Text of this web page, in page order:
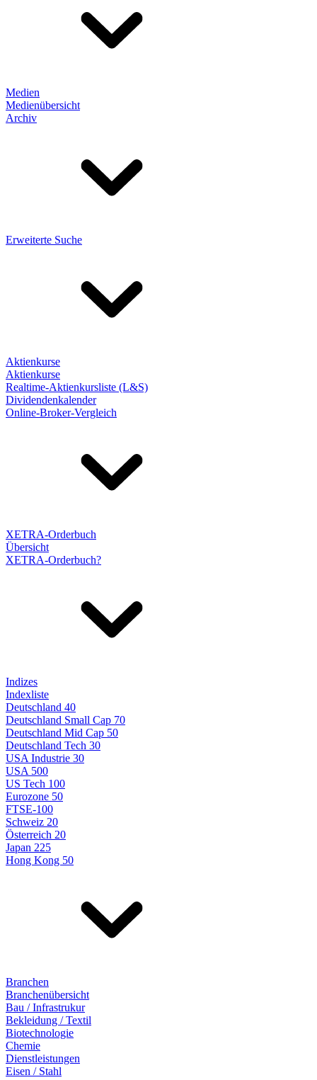
Medien
Medienübersicht
Archiv
Erweiterte Suche
Aktienkurse
Aktienkurse
Realtime-Aktienkursliste (L&S)
Dividendenkalender
Online-Broker-Vergleich
XETRA-Orderbuch
Übersicht
XETRA-Orderbuch?
Indizes
Indexliste
Deutschland 40
Deutschland Small Cap 70
Deutschland Mid Cap 50
Deutschland Tech 30
USA Industrie 30
USA 500
US Tech 100
Eurozone 50
FTSE-100
Schweiz 20
Österreich 20
Japan 225
Hong Kong 50
Branchen
Branchenübersicht
Bau / Infrastrukur
Bekleidung / Textil
Biotechnologie
Chemie
Dienstleistungen
Eisen / Stahl